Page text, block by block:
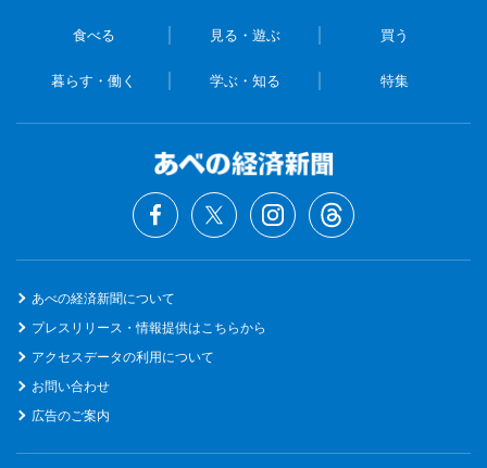
食べる 見る・遊ぶ 買う
暮らす・働く 学ぶ・知る 特集
あべの経済新聞について
プレスリリース・情報提供はこちらから
アクセスデータの利用について
お問い合わせ
広告のご案内